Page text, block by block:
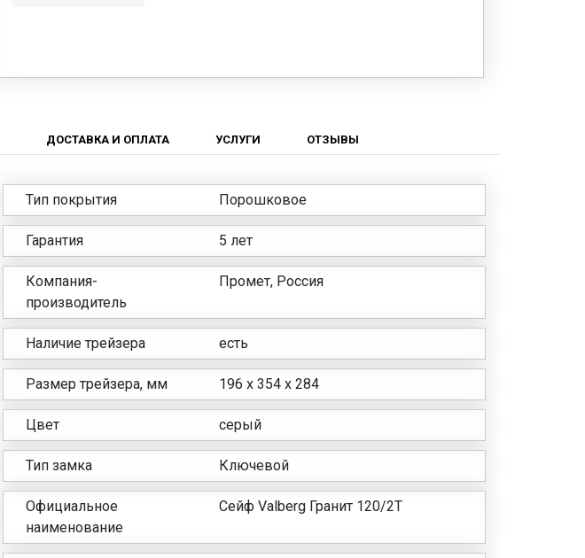
ДОСТАВКА И ОПЛАТА УСЛУГИ ОТЗЫВЫ
Тип покрытия Порошковое
Гарантия 5 лет
Компания-
производитель
Промет, Россия
Наличие трейзера есть
Размер трейзера, мм 196 х 354 x 284
Цвет серый
Тип замка Ключевой
Официальное
наименование
Сейф Valberg Гранит 120/2T